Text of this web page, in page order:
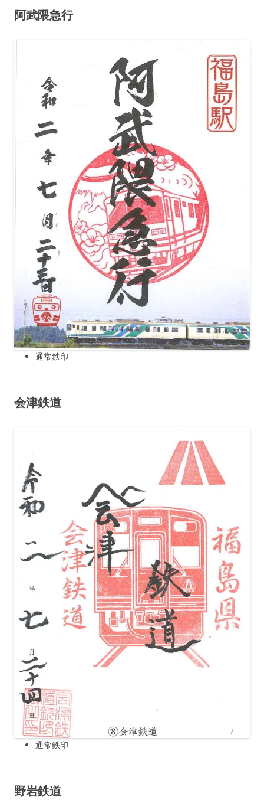
阿武隈急行
通常鉄印
会津鉄道
通常鉄印
野岩鉄道